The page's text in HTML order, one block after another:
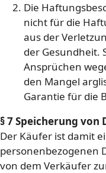
Die
nicht für die
aus der
der Gesundheit.
Ansprüchen
den Mangel
Garantie für die
§ 7 Speicherung von
Der Käufer ist damit
personenbezogenen
von dem Verkäufer